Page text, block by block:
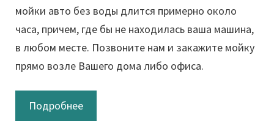
мойки авто без воды длится примерно около
часа, причем, где бы не находилась ваша машина,
в любом месте. Позвоните нам и закажите мойку
прямо возле Вашего дома либо офиса.
Подробнее